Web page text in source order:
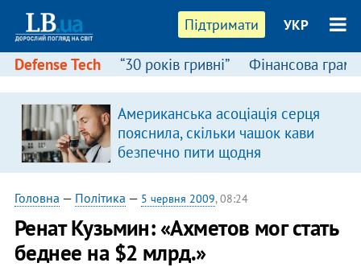
Підтримати УКР
Defense Tech “30 років гривні” Фінансова
Американська асоціація серця
пояснила, скільки чашок кави
безпечно пити щодня
Головна — Політика — 5 червня 2009, 08:24
Ренат Кузьмин: «Ахметов мог стать
беднее на $2 млрд.»